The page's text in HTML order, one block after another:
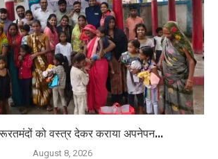
को वस्त्र देकर कराया अपनेपन...
August 8, 2026